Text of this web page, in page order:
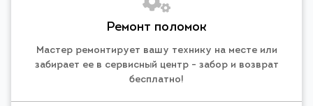
Ремонт поломок
Мастер ремонтирует вашу технику на месте или
забирает ее в сервисный центр - забор и возврат
бесплатно!